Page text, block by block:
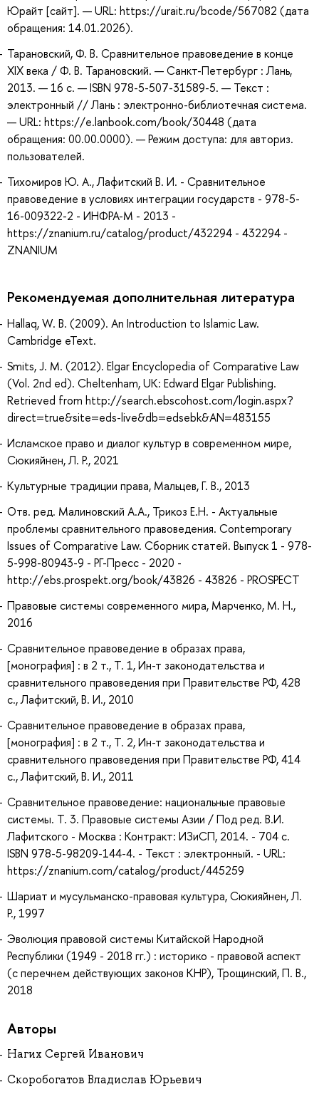
Юрайт [сайт]. — URL: https://urait.ru/bcode/567082 (дата
обращения: 14.01.2026).
Тарановский, Ф. В. Сравнительное правоведение в конце
XIX века / Ф. В. Тарановский. — Санкт-Петербург : Лань,
2013. — 16 с. — ISBN 978-5-507-31589-5. — Текст :
электронный // Лань : электронно-библиотечная система.
— URL: https://e.lanbook.com/book/30448 (дата
обращения: 00.00.0000). — Режим доступа: для авториз.
пользователей.
Тихомиров Ю. А., Лафитский В. И. - Сравнительное
правоведение в условиях интеграции государств - 978-5-
16-009322-2 - ИНФРА-М - 2013 -
https://znanium.ru/catalog/product/432294 - 432294 -
ZNANIUM
Рекомендуемая дополнительная литература
Hallaq, W. B. (2009). An Introduction to Islamic Law.
Cambridge eText.
Smits, J. M. (2012). Elgar Encyclopedia of Comparative Law
(Vol. 2nd ed). Cheltenham, UK: Edward Elgar Publishing.
Retrieved from http://search.ebscohost.com/login.aspx?
direct=true&site=eds-live&db=edsebk&AN=483155
Исламское право и диалог культур в современном мире,
Сюкияйнен, Л. Р., 2021
Культурные традиции права, Мальцев, Г. В., 2013
Отв. ред. Малиновский А.А., Трикоз Е.Н. - Актуальные
проблемы сравнительного правоведения. Contemporary
Issues of Comparative Law. Сборник статей. Выпуск 1 - 978-
5-998-80943-9 - РГ-Пресс - 2020 -
http://ebs.prospekt.org/book/43826 - 43826 - PROSPECT
Правовые системы современного мира, Марченко, М. Н.,
2016
Сравнительное правоведение в образах права,
[монография] : в 2 т., Т. 1, Ин-т законодательства и
сравнительного правоведения при Правительстве РФ, 428
с., Лафитский, В. И., 2010
Сравнительное правоведение в образах права,
[монография] : в 2 т., Т. 2, Ин-т законодательства и
сравнительного правоведения при Правительстве РФ, 414
с., Лафитский, В. И., 2011
Сравнительное правоведение: национальные правовые
системы. Т. 3. Правовые системы Азии / Под ред. В.И.
Лафитского - Москва : Контракт: ИЗиСП, 2014. - 704 с.
ISBN 978-5-98209-144-4. - Текст : электронный. - URL:
https://znanium.com/catalog/product/445259
Шариат и мусульманско-правовая культура, Сюкияйнен, Л.
Р., 1997
Эволюция правовой системы Китайской Народной
Республики (1949 - 2018 гг.) : историко - правовой аспект
(с перечнем действующих законов КНР), Трощинский, П. В.,
2018
Авторы
Нагих Сергей Иванович
Скоробогатов Владислав Юрьевич